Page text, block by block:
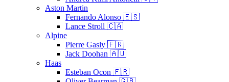
Aston Martin
Fernando Alonso 🇪🇸
Lance Stroll 🇨🇦
Alpine
Pierre Gasly 🇫🇷
Jack Doohan 🇦🇺
Haas
Esteban Ocon 🇫🇷